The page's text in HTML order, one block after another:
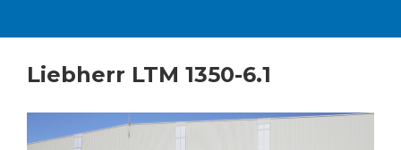
Liebherr LTM 1350-6.1